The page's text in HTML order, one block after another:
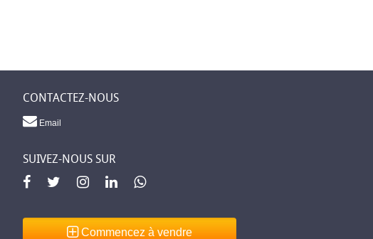
CONTACTEZ-NOUS
Email
SUIVEZ-NOUS SUR
Commencez à vendre